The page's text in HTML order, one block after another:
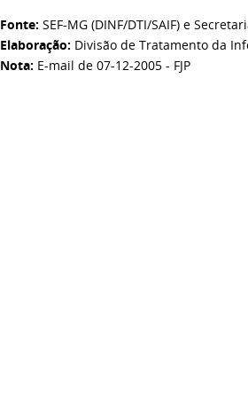
Fonte: SEF-MG (DINF/DTI/SAIF) e
Elaboração: Divisão de Tratamento da
Nota: E-mail de 07-12-2005 - FJP